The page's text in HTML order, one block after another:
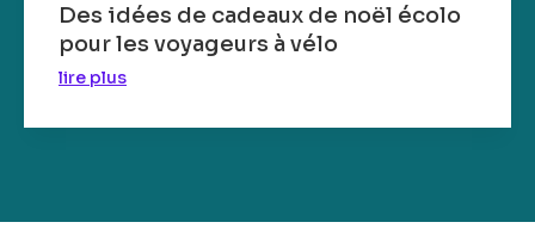
Des idées de cadeaux de noël écolo
pour les voyageurs à vélo
lire plus